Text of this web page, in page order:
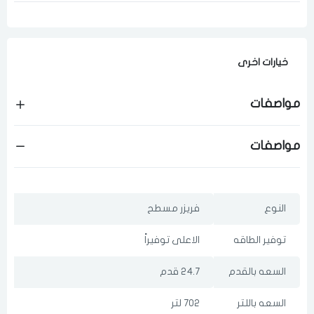
خيارات اخرى
مواصفات
مواصفات
النوع فريزر مسطح
توفير الطاقه الاعلى توفيراً
السعه بالقدم 24.7 قدم
السعه باللتر 702 لتر
تذكرنى
اختر المدينة
اختر المدينة
للسلة مؤخرا